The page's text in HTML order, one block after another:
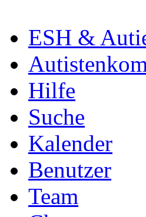
ESH &
Hilfe
Suche
Kalender
Benutzer
Team